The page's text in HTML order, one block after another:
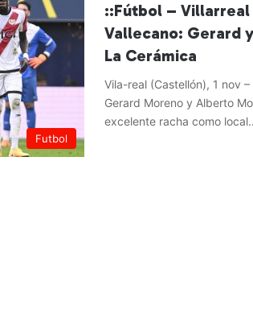
Futbol
::Fútbol – Villarreal
Vallecano: Gerard
La Cerámica
Vila-real (Castellón), 1 nov
Gerard Moreno y Alberto
excelente racha como